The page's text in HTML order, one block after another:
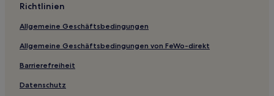
Familien in Funabashi
Hotels mit Parkplatz nahe Strand Nagasaki
Hotels mit Wellnessbereich nahe Strand Hojo
Hotels mit Wellnessbereich in Chiba
Familien in Urayasu
Richtlinien
Allgemeine Geschäftsbedingungen
Allgemeine Geschäftsbedingungen von FeWo-direkt
Barrierefreiheit
Datenschutz